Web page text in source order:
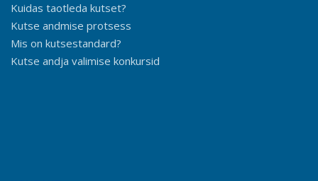
Kuidas taotleda kutset?
Kutse andmise protsess
Mis on kutsestandard?
Kutse andja valimise konkursid